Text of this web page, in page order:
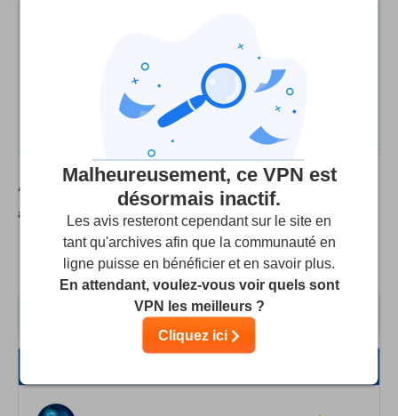
tests et de recherches rigoureux, mais nous
tenons également compte de vos commentaires et
de nos commissions d’affiliation avec les
fournisseurs. Certains fournisseurs appartiennent
à notre société mère.
En savoir plus
Avis des utilisateurs surIPjetable VPN
avis des utilisateurs ne sont pas vérifiés)
7.5 Basé sur8avis
dans 3 langues
Malheureusement, ce VPN est
désormais inactif.
Les avis resteront cependant sur le site en
tant qu'archives afin que la communauté en
ligne puisse en bénéficier et en savoir plus.
En attendant, voulez-vous voir quels sont
VPN les meilleurs ?
Cliquez ici